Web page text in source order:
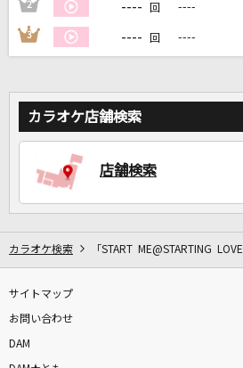
自宅でカラオケ歌い放
家族や友達と一緒に！練
2 ---- 回 ----
3 ---- 回 ----
カラオケ店舗検索
店舗検索
カラオケ検索 「START ME@STARTING
サイトマップ
お問い合わせ
DAM